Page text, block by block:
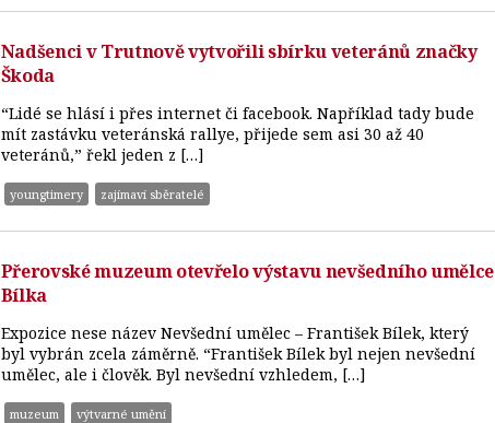
Nadšenci v Trutnově vytvořili sbírku veteránů značky
Škoda
“Lidé se hlásí i přes internet či facebook. Například tady bude
mít zastávku veteránská rallye, přijede sem asi 30 až 40
veteránů,” řekl jeden z […]
youngtimery zajímaví sběratelé
Přerovské muzeum otevřelo výstavu nevšedního umělce
Bílka
Expozice nese název Nevšední umělec – František Bílek, který
byl vybrán zcela záměrně. “František Bílek byl nejen nevšední
umělec, ale i člověk. Byl nevšední vzhledem, […]
muzeum výtvarné umění